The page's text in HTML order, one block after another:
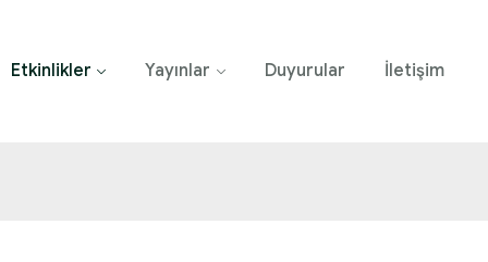
Etkinlikler Yayınlar Duyurular İletişim